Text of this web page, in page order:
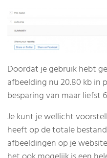
Doordat je gebruik hebt
afbeelding nu 20.80 kb in
besparing van maar liefst
Je kunt je wellicht
heeft op de totale
afbeeldingen op je